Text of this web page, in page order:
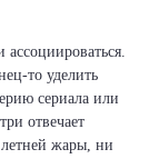
то уделить
сериала или
отвечает
летней жары, ни